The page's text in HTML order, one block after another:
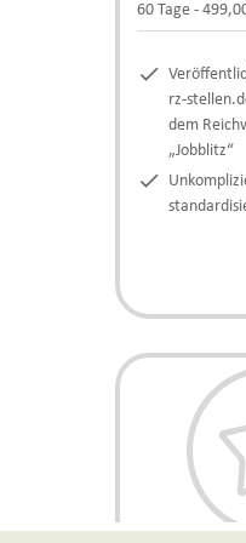
60 Tage -
check
rz-
dem
„Jobblitz“
check
22aa2be